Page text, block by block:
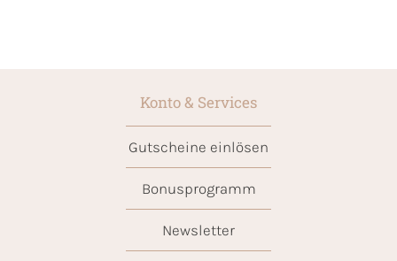
Konto & Services
Gutscheine einlösen
Bonusprogramm
Newsletter